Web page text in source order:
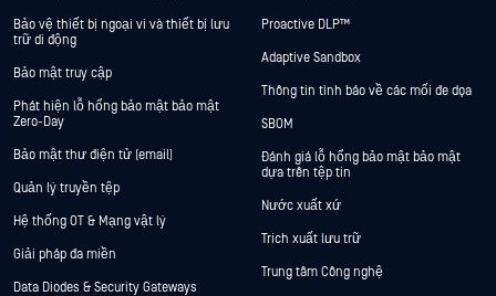
Bảo vệ thiết bị ngoại vi và thiết bị lưu
trữ di động
Bảo mật truy cập
Phát hiện lỗ hổng bảo mật bảo mật
Zero-Day
Bảo mật thư điện tử (email)
Quản lý truyền tệp
Hệ thống OT & Mạng vật lý
Giải pháp đa miền
Data Diodes & Security Gateways
Proactive DLP™
Adaptive Sandbox
Thông tin tình báo về các mối đe dọa
SBOM
Đánh giá lỗ hổng bảo mật bảo mật
dựa trên tệp tin
Nước xuất xứ
Trích xuất lưu trữ
Trung tâm Công nghệ